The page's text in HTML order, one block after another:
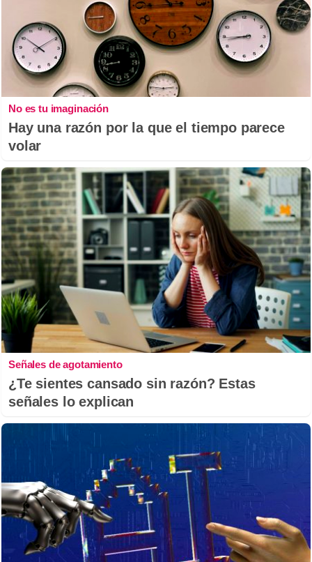
No es tu imaginación
Hay una razón por la que el tiempo parece
volar
Señales de agotamiento
¿Te sientes cansado sin razón? Estas
señales lo explican